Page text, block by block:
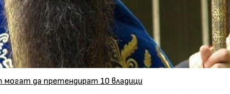
да претендират 10 владици